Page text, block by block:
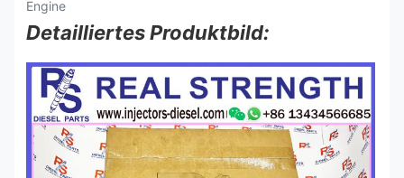
Detailliertes Produktbild: